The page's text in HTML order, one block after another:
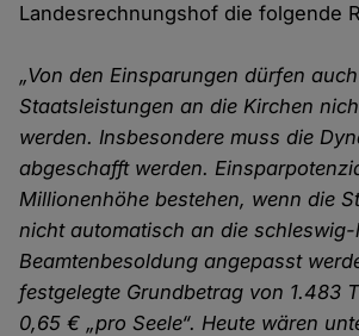
Landesrechnungshof die folgende
„Von den Einsparungen dürfen
Staatsleistungen an die Kirchen
werden. Insbesondere muss die
abgeschafft werden.
Millionenhöhe bestehen, wenn die
nicht automatisch an die
Beamtenbesoldung angepasst
festgelegte Grundbetrag von 1.483
0,65 € „pro Seele“. Heute wären